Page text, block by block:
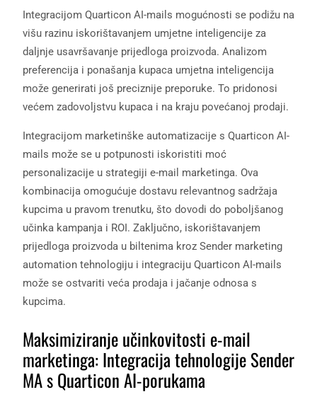
Integracijom Quarticon AI-mails mogućnosti se podižu na
višu razinu iskorištavanjem umjetne inteligencije za
daljnje usavršavanje prijedloga proizvoda. Analizom
preferencija i ponašanja kupaca umjetna inteligencija
može generirati još preciznije preporuke. To pridonosi
većem zadovoljstvu kupaca i na kraju povećanoj prodaji.
Integracijom marketinške automatizacije s Quarticon AI-
mails može se u potpunosti iskoristiti moć
personalizacije u strategiji e-mail marketinga. Ova
kombinacija omogućuje dostavu relevantnog sadržaja
kupcima u pravom trenutku, što dovodi do poboljšanog
učinka kampanja i ROI. Zaključno, iskorištavanjem
prijedloga proizvoda u biltenima kroz Sender marketing
automation tehnologiju i integraciju Quarticon AI-mails
može se ostvariti veća prodaja i jačanje odnosa s
kupcima.
Maksimiziranje učinkovitosti e-mail
marketinga: Integracija tehnologije Sender
MA s Quarticon AI-porukama